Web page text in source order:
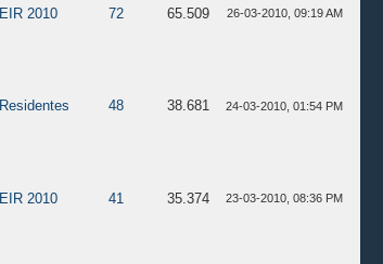
EIR 2010 72 65.509 26-03-2010, 09:19 AM
Residentes 48 38.681 24-03-2010, 01:54 PM
EIR 2010 41 35.374 23-03-2010, 08:36 PM